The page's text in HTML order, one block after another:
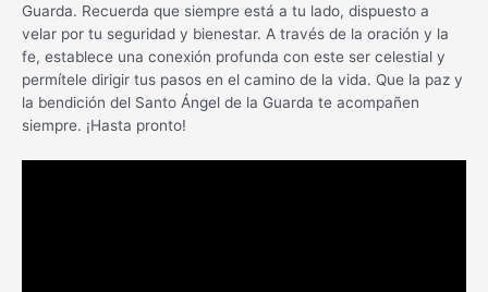
Guarda. Recuerda que siempre está a tu lado, dispuesto a
velar por tu seguridad y bienestar. A través de la oración y la
fe, establece una conexión profunda con este ser celestial y
permítele dirigir tus pasos en el camino de la vida. Que la paz y
la bendición del Santo Ángel de la Guarda te acompañen
siempre. ¡Hasta pronto!